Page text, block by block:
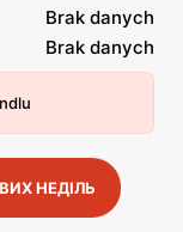
Brak danych
Brak danych
НЕДІЛЬ